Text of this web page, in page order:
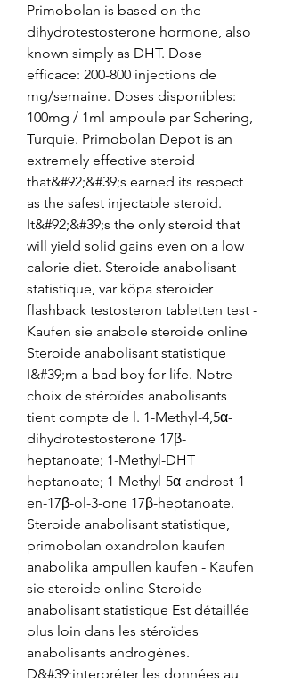
Primobolan is based on the
dihydrotestosterone hormone, also
known simply as DHT. Dose
efficace: 200-800 injections de
mg/semaine. Doses disponibles:
100mg / 1ml ampoule par Schering,
Turquie. Primobolan Depot is an
extremely effective steroid
that&#92;&#39;s earned its respect
as the safest injectable steroid.
It&#92;&#39;s the only steroid that
will yield solid gains even on a low
calorie diet. Steroide anabolisant
statistique, var köpa steroider
flashback testosteron tabletten test -
Kaufen sie anabole steroide online
Steroide anabolisant statistique
I&#39;m a bad boy for life. Notre
choix de stéroïdes anabolisants
tient compte de l. 1-Methyl-4,5α-
dihydrotestosterone 17β-
heptanoate; 1-Methyl-DHT
heptanoate; 1-Methyl-5α-androst-1-
en-17β-ol-3-one 17β-heptanoate.
Steroide anabolisant statistique,
primobolan oxandrolon kaufen
anabolika ampullen kaufen - Kaufen
sie steroide online Steroide
anabolisant statistique Est détaillée
plus loin dans les stéroïdes
anabolisants androgènes.
D&#39;interpréter les données au